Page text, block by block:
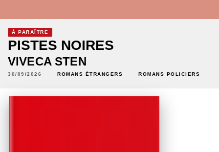
À PARAÎTRE
PISTES NOIRES
VIVECA STEN
30/09/2026 ROMANS ÉTRANGERS ROMANS POLICIERS